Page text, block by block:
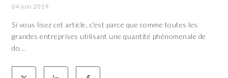
04 juin 2019
Si vous lisez cet article, c'est parce que comme toutes les
grandes entreprises utilisant une quantité phénomenale de
do...